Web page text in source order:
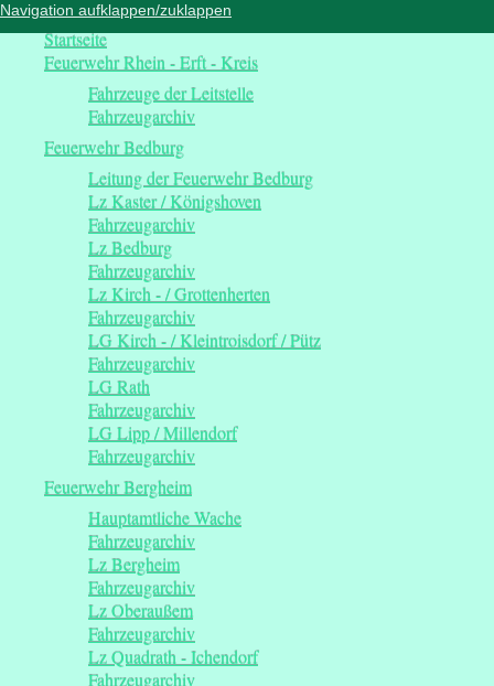
Navigation aufklappen/zuklappen
Startseite
Feuerwehr Rhein - Erft - Kreis
Fahrzeuge der Leitstelle
Fahrzeugarchiv
Feuerwehr Bedburg
Leitung der Feuerwehr Bedburg
Lz Kaster / Königshoven
Fahrzeugarchiv
Lz Bedburg
Fahrzeugarchiv
Lz Kirch - / Grottenherten
Fahrzeugarchiv
LG Kirch - / Kleintroisdorf / Pütz
Fahrzeugarchiv
LG Rath
Fahrzeugarchiv
LG Lipp / Millendorf
Fahrzeugarchiv
Feuerwehr Bergheim
Hauptamtliche Wache
Fahrzeugarchiv
Lz Bergheim
Fahrzeugarchiv
Lz Oberaußem
Fahrzeugarchiv
Lz Quadrath - Ichendorf
Fahrzeugarchiv